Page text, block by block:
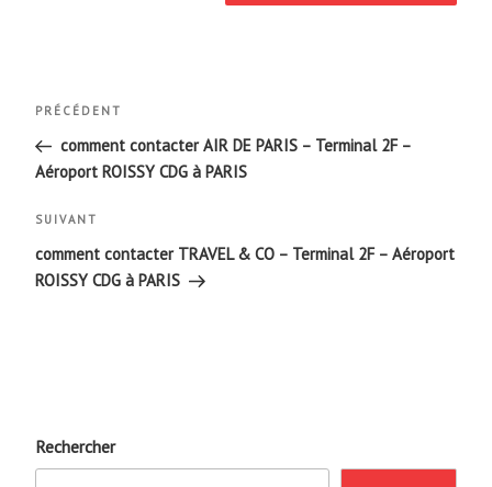
Navigation
de
l’article
Article
précédent
PRÉCÉDENT
comment contacter AIR DE PARIS – Terminal 2F –
Aéroport ROISSY CDG à PARIS
Article
suivant
SUIVANT
comment contacter TRAVEL & CO – Terminal 2F – Aéroport
ROISSY CDG à PARIS
Rechercher